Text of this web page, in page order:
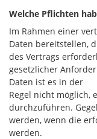
Welche Pflichten
Im Rahmen einer
Daten bereitstellen,
des Vertrags
gesetzlicher
Daten ist es in der
Regel nicht möglich,
durchzuführen.
werden, wenn die
werden.